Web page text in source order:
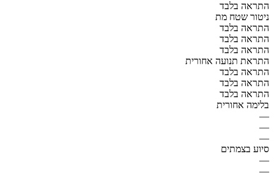
התראה בלבד
ניטור שטח מת
התראה בלבד
התראה בלבד
התראה בלבד
התראת תנועה אחורית
התראה בלבד
התראה בלבד
התראה בלבד
בלימה אחורית
—
—
—
סיוע בצמתים
—
—